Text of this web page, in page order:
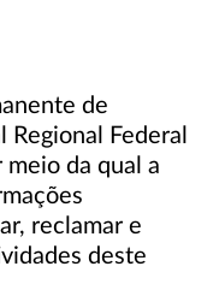
de
Federal
meio da qual a
reclamar e
deste